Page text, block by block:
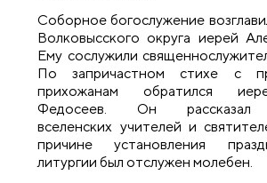
Соборное богослужение
Волковысского округа иерей
Ему сослужили
По запричастном стихе с
прихожанам обратился
Федосеев. Он
вселенских учителей и
причине установления
литургии был отслужен молебен.